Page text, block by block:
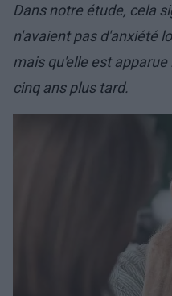
Dans notre étude, cela
n'avaient pas d'anxiété
mais qu'elle est
cinq ans plus tard.